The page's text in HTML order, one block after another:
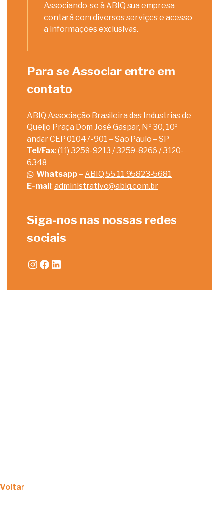
Associando-se à ABIQ sua empresa
contará com diversos serviços e acesso
a informações exclusivas.
Para se Associar entre em
contato
ABIQ Associação Brasileira das Industrias de
Queijo Praça Dom José Gaspar, Nº 30, 10º
andar CEP 01047-901 – São Paulo – SP
Tel/Fax: (11) 3259-9213 / 3259-8266 / 3120-
6348
Whatsapp – ABIQ 55 11 95823-5681
E-mail: administrativo@abiq.com.br
Siga-nos nas nossas redes
sociais
Instagram
Facebook
LinkedIn
Voltar